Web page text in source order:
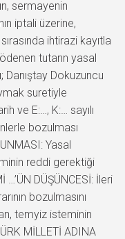
sermayenin
iptali üzerine,
ihtirazi kayıtla
tutarın yasal
Danıştay Dokuzuncu
suretiyle
ve E:…, K:… sayılı
bozulması
Yasal
reddi gerektiği
…’ÜN DÜŞÜNCESİ: İleri
bozulmasını
temyiz isteminin
MİLLETİ ADINA